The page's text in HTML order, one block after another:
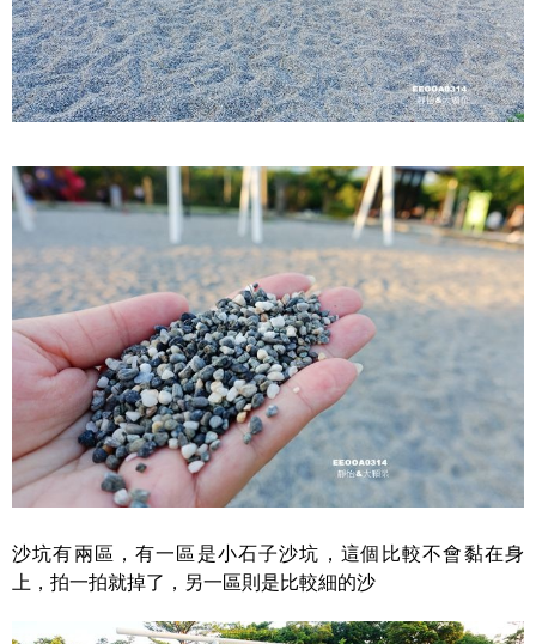
沙坑有兩區，有一區是小石子沙坑，這個比較不會黏在身
上，拍一拍就掉了，另一區則是比較細的沙